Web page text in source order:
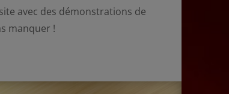
avec des démonstrations de
manquer !